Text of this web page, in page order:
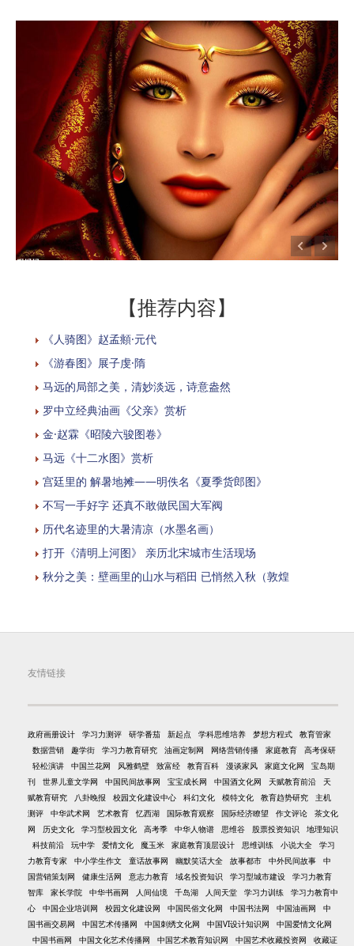
【推荐内容】
《人骑图》赵孟頫·元代
《游春图》展子虔·隋
马远的局部之美，清妙淡远，诗意盎然
罗中立经典油画《父亲》赏析
金·赵霖《昭陵六骏图卷》
马远《十二水图》赏析
宫廷里的 解暑地摊——明佚名《夏季货郎图》
不写一手好字 还真不敢做民国大军阀
历代名迹里的大暑清凉（水墨名画）
打开《清明上河图》 亲历北宋城市生活现场
秋分之美：壁画里的山水与稻田 已悄然入秋（敦煌
友情链接
政府画册设计 学习力测评 研学番茄 新起点 学科思维培养 梦想方程式
教育管家
数据营销
趣学街 学习力教育研究 油画定制网 网络营销传播 家庭教育
高考保研
轻松演讲
中国兰花网 风雅鹤壁 致富经 教育百科 漫谈家风 家庭文化网
宝岛期
刊
世界儿童文学网 中国民间故事网 宝宝成长网 中国酒文化网 天赋教育前沿
天
赋教育研究
八卦晚报 校园文化建设中心 科幻文化 模特文化 教育趋势研究
主机
测评
中华武术网 艺术教育 忆西湖 国际教育观察 国际经济瞭望 作文评论
茶文化
网
历史文化 学习型校园文化 高考季 中华人物谱 思维谷 股票投资知识
地理知识
科技前沿
玩中学 爱情文化 魔玉米 家庭教育顶层设计 思维训练 小说大全
学习
力教育专家
中小学生作文 童话故事网 幽默笑话大全 故事都市 中外民间故事
中
国营销策划网
健康生活网 意志力教育 域名投资知识 学习型城市建设
学习力教育
智库
家长学院 中华书画网 人间仙境 千岛湖 人间天堂 学习力训练
学习力教育中
心
中国企业培训网 校园文化建设网 中国民俗文化网 中国书法网 中国油画网
中
国书画交易网
中国艺术传播网 中国刺绣文化网 中国VI设计知识网
中国爱情文化网
中国书画网
中国文化艺术传播网 中国艺术教育知识网 中国艺术收藏投资网 收藏证